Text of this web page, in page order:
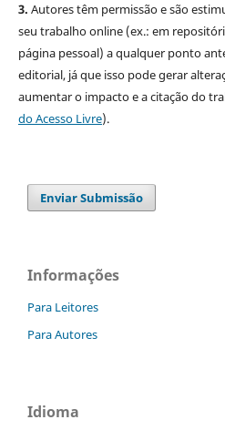
3. Autores têm permissão e são
seu trabalho online (ex.: em
página pessoal) a qualquer ponto
editorial, já que isso pode gerar
aumentar o impacto e a citação do
do Acesso Livre).
Enviar Submissão
Informações
Para Leitores
Para Autores
Idioma